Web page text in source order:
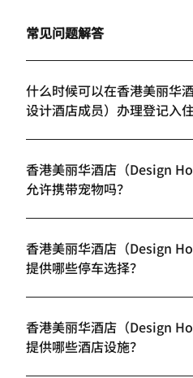
常见问题解答
什么时候可以在香港美丽华
设计酒店成员）办理登记入
香港美丽华酒店（Design
允许携带宠物吗？
香港美丽华酒店（Design
提供哪些停车选择？
香港美丽华酒店（Design
提供哪些酒店设施？